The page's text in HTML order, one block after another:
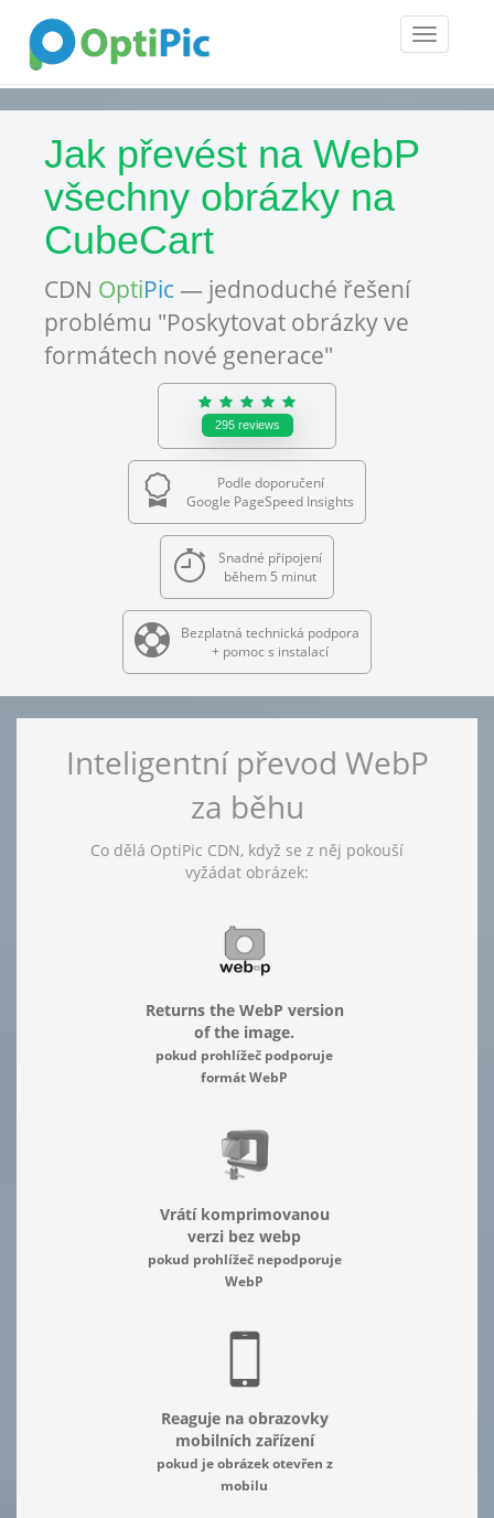
Toggle
Jak převést na WebP
všechny obrázky na
CubeCart
CDN OptiPic — jednoduché řešení
problému "Poskytovat obrázky ve
formátech nové generace"
295 reviews
Podle doporučení
Google PageSpeed Insights
Snadné připojení
během 5 minut
Bezplatná technická podpora
+ pomoc s instalací
Inteligentní převod WebP
za běhu
Co dělá OptiPic CDN, když se z něj pokouší
vyžádat obrázek:
Returns the WebP version
of the image.
pokud prohlížeč podporuje
formát WebP
Vrátí komprimovanou
verzi bez webp
pokud prohlížeč nepodporuje
WebP
Reaguje na obrazovky
mobilních zařízení
pokud je obrázek otevřen z
mobilu